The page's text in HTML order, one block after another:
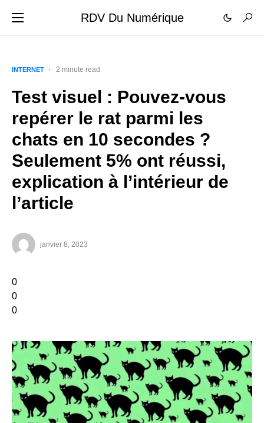
RDV Du Numérique
INTERNET 2 minute read
Test visuel : Pouvez-vous
repérer le rat parmi les
chats en 10 secondes ?
Seulement 5% ont réussi,
explication à l’intérieur de
l’article
janvier 8, 2023
0
0
0